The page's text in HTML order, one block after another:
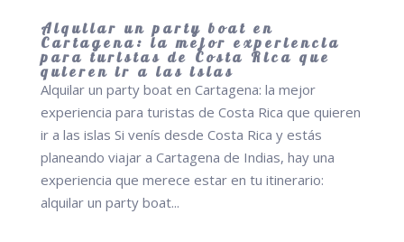
Alquilar un party boat en
Cartagena: la mejor experiencia
para turistas de Costa Rica que
quieren ir a las islas
Alquilar un party boat en Cartagena: la mejor
experiencia para turistas de Costa Rica que quieren
ir a las islas Si venís desde Costa Rica y estás
planeando viajar a Cartagena de Indias, hay una
experiencia que merece estar en tu itinerario:
alquilar un party boat...